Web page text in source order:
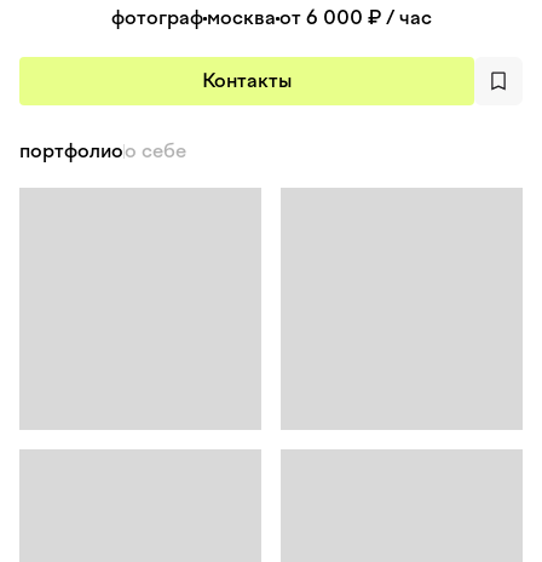
фотографмоскваот 6 000 ₽/ час
Контакты
портфолиоо себе